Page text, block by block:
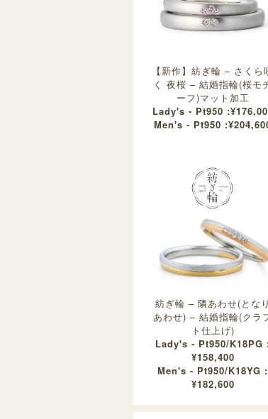
【新作】紡ぎ輪 – さくら
く 夜桜 – 結婚指輪(桜モ
ーフ)マット加工
Lady's - Pt950
Men's - Pt950
紡ぎ輪 – 隣あわせ(となり
あわせ) – 結婚指輪(クラ
ト仕上げ)
Lady's - Pt950/K18PG
¥158,400
Men's - Pt950/K18YG :
¥182,600